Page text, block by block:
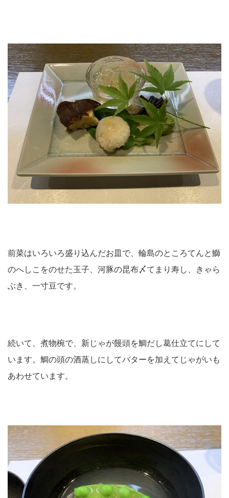
前菜はいろいろ盛り込んだお皿で、輪島のところてんと鰤
のへしこをのせた玉子、河豚の昆布〆てまり寿し、きゃら
ぶき、一寸豆です。
続いて、煮物椀で、新じゃが饅頭を鯛だし葛仕立てにして
います。鯛の頭の酒蒸しにしてバターを加えてじゃがいも
あわせています。